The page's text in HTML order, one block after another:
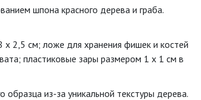
шпонакрасного дереваи граба.
х2,5 см;ложе для хранения фишеки костей
пластиковые зары размером 1 х1 см в
образцаиз-зауникальной текстуры дерева.